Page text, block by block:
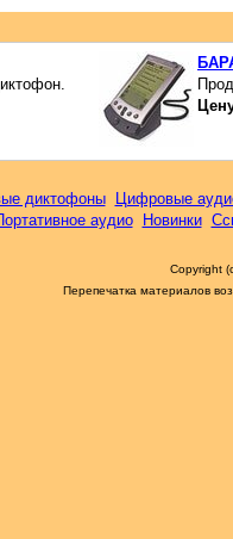
диктофоны
Цифровые
аудио
Новинки
Copyright
Перепечатка материалов